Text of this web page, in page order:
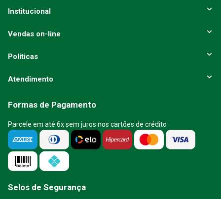
Institucional
Vendas on-line
Políticas
Atendimento
Formas de Pagamento
Parcele em até 6x sem juros nos cartões de crédito
Selos de Segurança